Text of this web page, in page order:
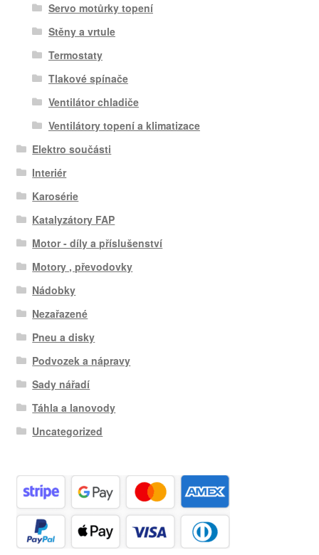
Servo motůrky topení
Stěny a vrtule
Termostaty
Tlakové spínače
Ventilátor chladiče
Ventilátory topení a klimatizace
Elektro součásti
Interiér
Karosérie
Katalyzátory FAP
Motor - díly a příslušenství
Motory , převodovky
Nádobky
Nezařazené
Pneu a disky
Podvozek a nápravy
Sady nářadí
Táhla a lanovody
Uncategorized